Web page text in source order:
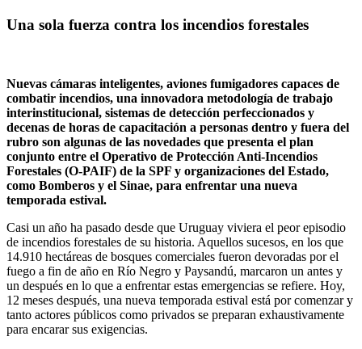
Una sola fuerza contra los incendios forestales
Nuevas cámaras inteligentes, aviones fumigadores capaces de
combatir incendios, una innovadora metodología de trabajo
interinstitucional, sistemas de detección perfeccionados y
decenas de horas de capacitación a personas dentro y fuera del
rubro son algunas de las novedades que presenta el plan
conjunto entre el Operativo de Protección Anti-Incendios
Forestales (O-PAIF) de la SPF y organizaciones del Estado,
como Bomberos y el Sinae, para enfrentar una nueva
temporada estival.
Casi un año ha pasado desde que Uruguay viviera el peor episodio
de incendios forestales de su historia. Aquellos sucesos, en los que
14.910 hectáreas de bosques comerciales fueron devoradas por el
fuego a fin de año en Río Negro y Paysandú, marcaron un antes y
un después en lo que a enfrentar estas emergencias se refiere. Hoy,
12 meses después, una nueva temporada estival está por comenzar y
tanto actores públicos como privados se preparan exhaustivamente
para encarar sus exigencias.